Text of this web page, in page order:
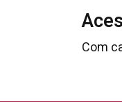
Com